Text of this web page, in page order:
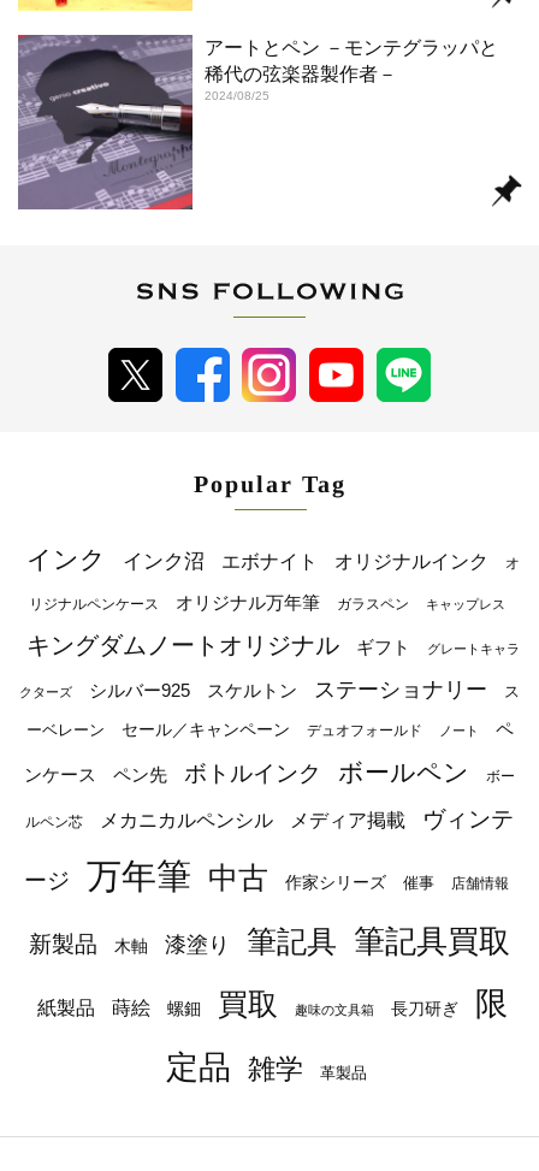
アートとペン －モンテグラッパと
稀代の弦楽器製作者－
2024/08/25
Popular Tag
インク インク沼 エボナイト オリジナルインク オ
リジナルペンケース オリジナル万年筆 ガラスペン キャップレス
キングダムノートオリジナル ギフト グレートキャラ
クターズ シルバー925 スケルトン ステーショナリー ス
ーベレーン セール／キャンペーン デュオフォールド ノート ペ
ンケース ペン先 ボトルインク ボールペン ボー
ルペン芯 メカニカルペンシル メディア掲載 ヴィンテ
ージ 万年筆 中古 作家シリーズ 催事 店舗情報
新製品 木軸 漆塗り 筆記具 筆記具買取
紙製品 蒔絵 螺鈿 買取 趣味の文具箱 長刀研ぎ
限
定品
雑学 革製品